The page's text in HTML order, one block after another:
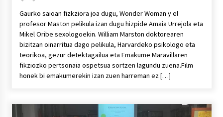
Gaurko saioan fizkziora joa dugu, Wonder Woman y el
profesor Maston pelikula izan dugu hizpide Amaia Urrejola eta
Mikel Oribe sexologoekin. William Marston doktorearen
bizitzan oinarritua dago pelikula, Harvardeko psikologo eta
teorikoa, gezur detektagailua eta Emakume Maravillaren
fikziozko pertsonaia ospetsua sortzen lagundu zuena.Film
honek bi emakumerekin izan zuen harreman ez […]